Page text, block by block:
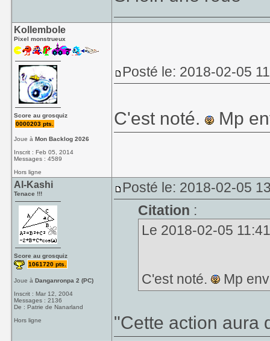
Kollembole
Pixel monstrueux
Score au grosquiz
0000203 pts.
Joue àMon Backlog 2026
Inscrit : Feb 05, 2014
Messages : 4589
Hors ligne
Posté le: 2018-02-05
C'est noté. Mp
Al-Kashi
Tenace !!!
Score au grosquiz
1061720 pts.
Joue àDanganronpa 2 (PC)
Inscrit : Mar 12, 2004
Messages : 2136
De : Patrie de Nanarland
Hors ligne
Posté le: 2018-02-05
Citation :
Le 2018-02-05
C'est noté. Mp
"Cette action aura